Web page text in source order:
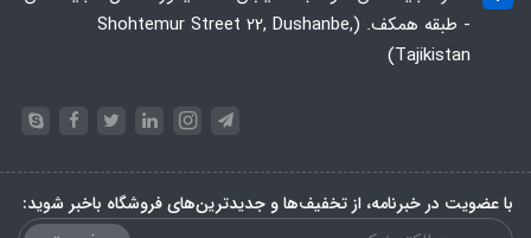
- طبقه همکف. (Shohtemur Street 22, Dushanbe,
Tajikistan)
با عضویت در خبرنامه، از تخفیف‌ها و جدیدترین‌های فروشگاه باخبر شوید: